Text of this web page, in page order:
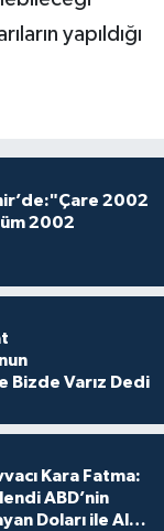
yapıldığı
2002
2002
Bizde Varız Dedi
Kara Fatma:
ABD’nin
Doları ile Alış